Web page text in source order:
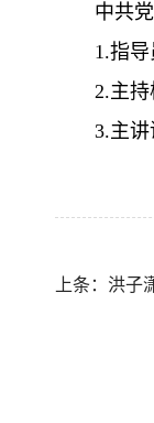
中共
1.指
2.主
3.主
上条：洪子